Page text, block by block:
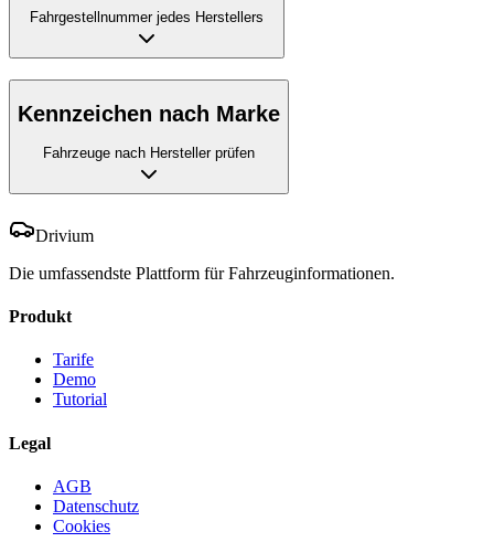
Fahrgestellnummer jedes Herstellers
Kennzeichen nach Marke
Fahrzeuge nach Hersteller prüfen
Drivium
Die umfassendste Plattform für Fahrzeuginformationen.
Produkt
Tarife
Demo
Tutorial
Legal
AGB
Datenschutz
Cookies